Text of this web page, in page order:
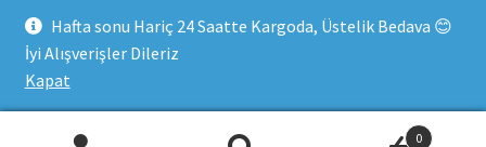
© MayoDenizi 2026
Gizlilik Kuralları
Built with WooCommerce
0
Hafta sonu Hariç 24 Saatte Kargoda, Üstelik Bedava 😊
İyi Alışverişler Dileriz
Kapat